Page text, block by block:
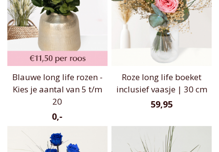
Blauwe long life rozen -
Kies je aantal van 5 t/m
20
0,-
Roze long life boeket
inclusief vaasje | 30 cm
59,95